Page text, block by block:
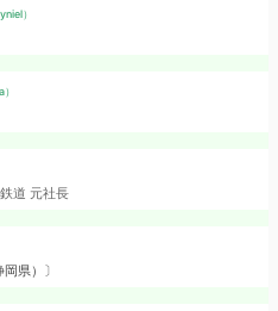
）
道 元社長
県）〕